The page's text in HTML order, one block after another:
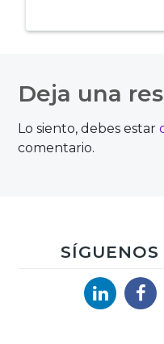
de
entradas
Deja una
Lo siento, debes estar
comentario.
Linkedin